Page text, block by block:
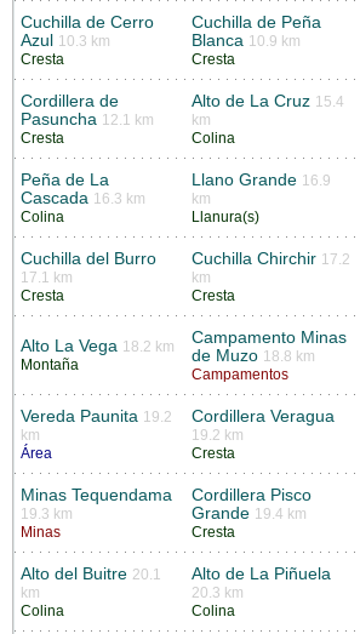
Cuchilla de Cerro
Azul 10.3 km
Cresta
Cuchilla de Peña
Blanca 10.9 km
Cresta
Cordillera de
Pasuncha 12.1 km
Cresta
Alto de La Cruz 15.4
km
Colina
Peña de La
Cascada 16.3 km
Colina
Llano Grande 16.9
km
Llanura(s)
Cuchilla del Burro
17.1 km
Cresta
Cuchilla Chirchir 17.2
km
Cresta
Alto La Vega 18.2 km
Montaña
Campamento Minas
de Muzo 18.8 km
Campamentos
Vereda Paunita 19.2
km
Área
Cordillera Veragua
19.2 km
Cresta
Minas Tequendama
19.3 km
Minas
Cordillera Pisco
Grande 19.4 km
Cresta
Alto del Buitre 20.1
km
Colina
Alto de La Piñuela
20.3 km
Colina